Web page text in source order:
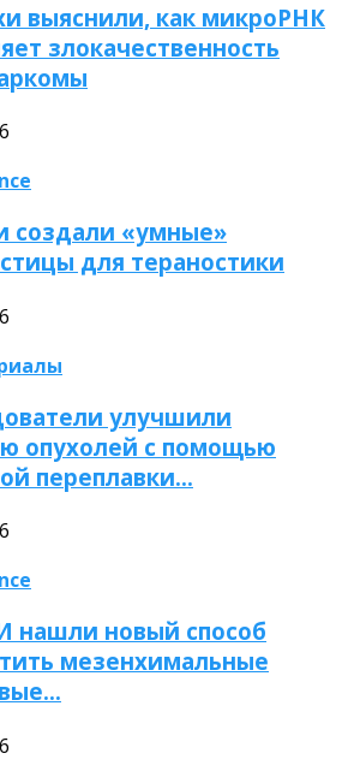
выяснили, как микроРНК
злокачественность
создали «умные»
для тераностики
улучшили
опухолей с помощью
переплавки…
нашли новый способ
мезенхимальные